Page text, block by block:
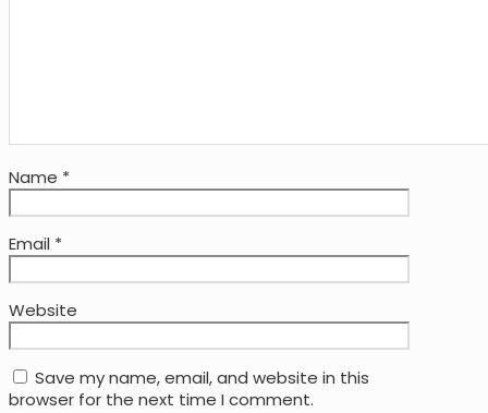
Name *
Email *
Website
Save my name, email, and website in this
browser for the next time I comment.